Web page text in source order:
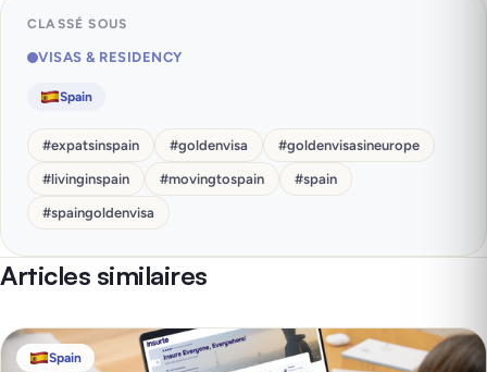
CLASSÉ SOUS
VISAS & RESIDENCY
Spain
#expatsinspain #goldenvisa #goldenvisasineurope
#livinginspain #movingtospain #spain
#spaingoldenvisa
Articles similaires
Spain